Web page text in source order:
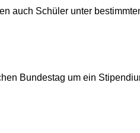
auch Schüler unter
Bundestag um ein
geöffnet)